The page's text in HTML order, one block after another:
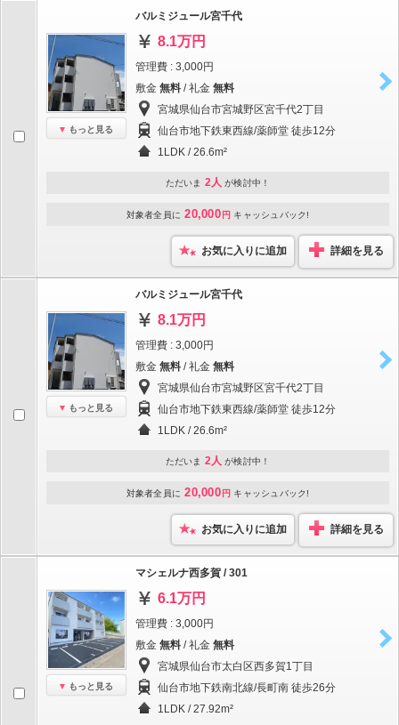
もっと見る
バルミジュール宮千代
8.1万円
管理費 : 3,000円
敷金 無料 / 礼金 無料
宮城県仙台市宮城野区宮千代2丁目
仙台市地下鉄東西線/薬師堂 徒歩12分
1LDK / 26.6m²
ただいま 2人 が検討中！
対象者全員に 20,000 円 キャッシュバック!
お気に入りに追加 詳細を見る
もっと見る
バルミジュール宮千代
8.1万円
管理費 : 3,000円
敷金 無料 / 礼金 無料
宮城県仙台市宮城野区宮千代2丁目
仙台市地下鉄東西線/薬師堂 徒歩12分
1LDK / 26.6m²
ただいま 2人 が検討中！
対象者全員に 20,000 円 キャッシュバック!
お気に入りに追加 詳細を見る
もっと見る
マシェルナ西多賀 / 301
6.1万円
管理費 : 3,000円
敷金 無料 / 礼金 無料
宮城県仙台市太白区西多賀1丁目
仙台市地下鉄南北線/長町南 徒歩26分
1LDK / 27.92m²